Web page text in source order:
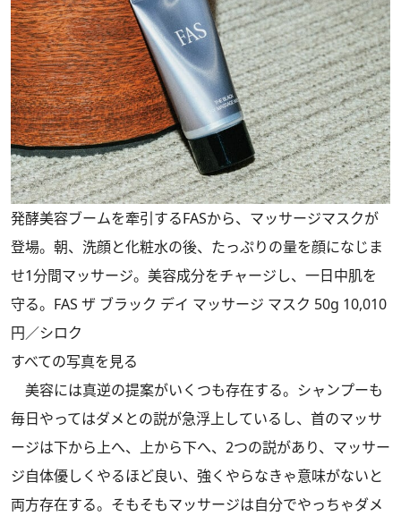
発酵美容ブームを牽引するFASから、マッサージマスクが
登場。朝、洗顔と化粧水の後、たっぷりの量を顔になじま
せ1分間マッサージ。美容成分をチャージし、一日中肌を
守る。FAS ザ ブラック デイ マッサージ マスク 50g 10,010
円／シロク
すべての写真を見る
美容には真逆の提案がいくつも存在する。シャンプーも
毎日やってはダメとの説が急浮上しているし、首のマッサ
ージは下から上へ、上から下へ、2つの説があり、マッサー
ジ自体優しくやるほど良い、強くやらなきゃ意味がないと
両方存在する。そもそもマッサージは自分でやっちゃダメ